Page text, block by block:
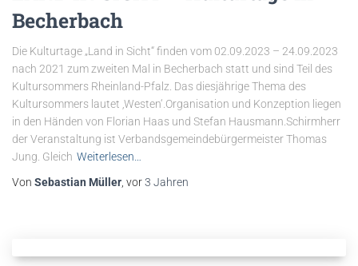
Becherbach
Die Kulturtage „Land in Sicht“ finden vom 02.09.2023 – 24.09.2023
nach 2021 zum zweiten Mal in Becherbach statt und sind Teil des
Kultursommers Rheinland-Pfalz. Das diesjährige Thema des
Kultursommers lautet ‚Westen‘.Organisation und Konzeption liegen
in den Händen von Florian Haas und Stefan Hausmann.Schirmherr
der Veranstaltung ist Verbandsgemeindebürgermeister Thomas
Jung. Gleich Weiterlesen…
Von Sebastian Müller, vor3 Jahren